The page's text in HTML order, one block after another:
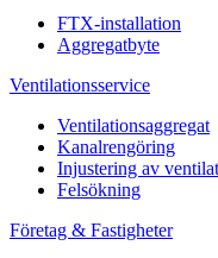
FTX-installation
Aggregatbyte
Ventilationsservice
Ventilationsaggregat
Kanalrengöring
Injustering av
Felsökning
Företag & Fastigheter